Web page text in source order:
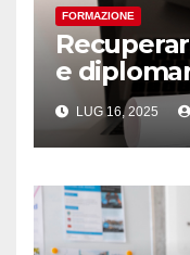
FORMAZIONE
e
online
LUG 16, 2025